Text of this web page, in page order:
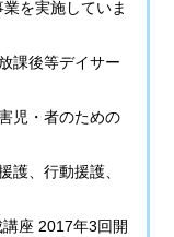
を実施していま
課後等デイサー
児・者のための
護、行動援護、
座 2017年3回開